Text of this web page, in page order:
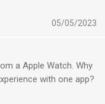
onto a laptop
horse. Frankly, in
girth if you don’t
to work for iPhones
05/05/2023
a Apple Watch. Why
with one app?
my h10, open it up